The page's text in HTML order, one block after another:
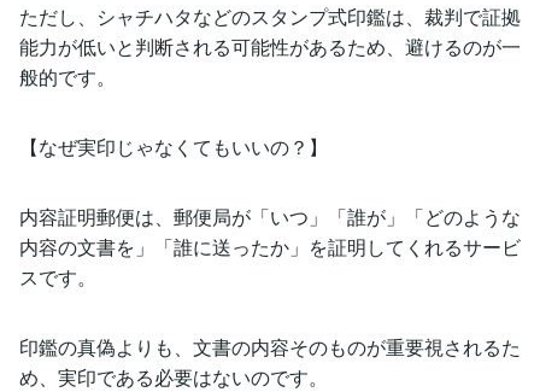
ただし、シャチハタなどのスタンプ式印鑑は、裁判で証拠
能力が低いと判断される可能性があるため、避けるのが一
般的です。
【なぜ実印じゃなくてもいいの？】
内容証明郵便は、郵便局が「いつ」「誰が」「どのような
内容の文書を」「誰に送ったか」を証明してくれるサービ
スです。
印鑑の真偽よりも、文書の内容そのものが重要視されるた
め、実印である必要はないのです。